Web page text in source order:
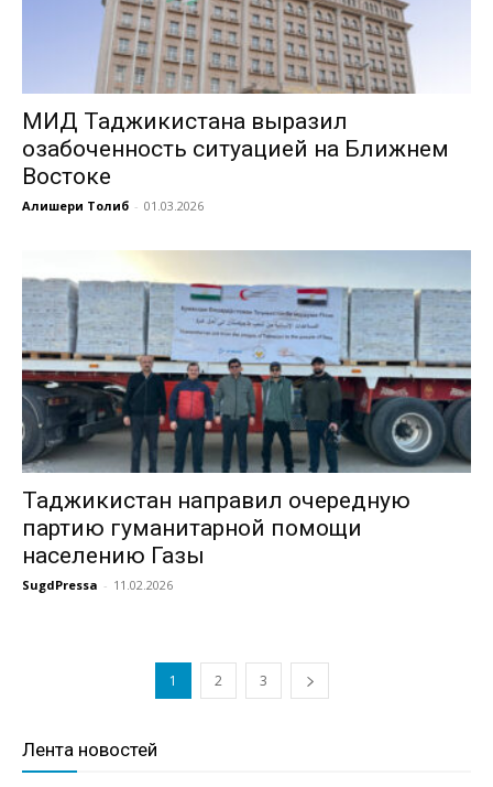
МИД Таджикистана выразил
озабоченность ситуацией на Ближнем
Востоке
Алишери Толиб - 01.03.2026
Таджикистан направил очередную
партию гуманитарной помощи
населению Газы
SugdPressa - 11.02.2026
1 2 3
Лента новостей